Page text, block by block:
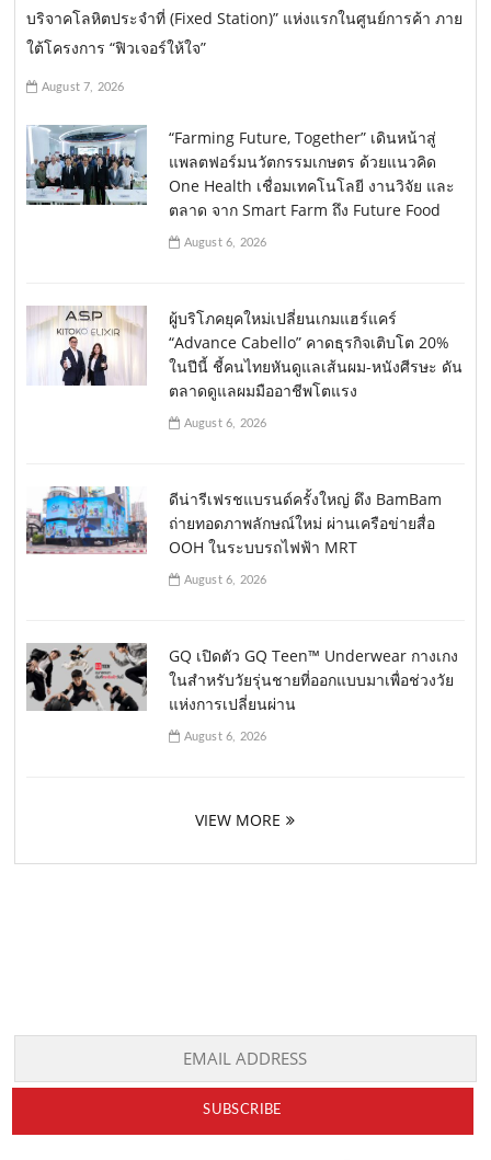
บริจาคโลหิตประจำที่ (Fixed Station)” แห่งแรกในศูนย์การค้า ภาย
ใต้โครงการ “ฟิวเจอร์ให้ใจ”
August 7, 2026
“Farming Future, Together” เดินหน้าสู่
แพลตฟอร์มนวัตกรรมเกษตร ด้วยแนวคิด
One Health เชื่อมเทคโนโลยี งานวิจัย และ
ตลาด จาก Smart Farm ถึง Future Food
August 6, 2026
ผู้บริโภคยุคใหม่เปลี่ยนเกมแฮร์แคร์
“Advance Cabello” คาดธุรกิจเติบโต 20%
ในปีนี้ ชี้คนไทยหันดูแลเส้นผม-หนังศีรษะ ดัน
ตลาดดูแลผมมืออาชีพโตแรง
August 6, 2026
ดีน่ารีเฟรชแบรนด์ครั้งใหญ่ ดึง BamBam
ถ่ายทอดภาพลักษณ์ใหม่ ผ่านเครือข่ายสื่อ
OOH ในระบบรถไฟฟ้า MRT
August 6, 2026
GQ เปิดตัว GQ Teen™ Underwear กางเกง
ในสำหรับวัยรุ่นชายที่ออกแบบมาเพื่อช่วงวัย
แห่งการเปลี่ยนผ่าน
August 6, 2026
VIEW MORE